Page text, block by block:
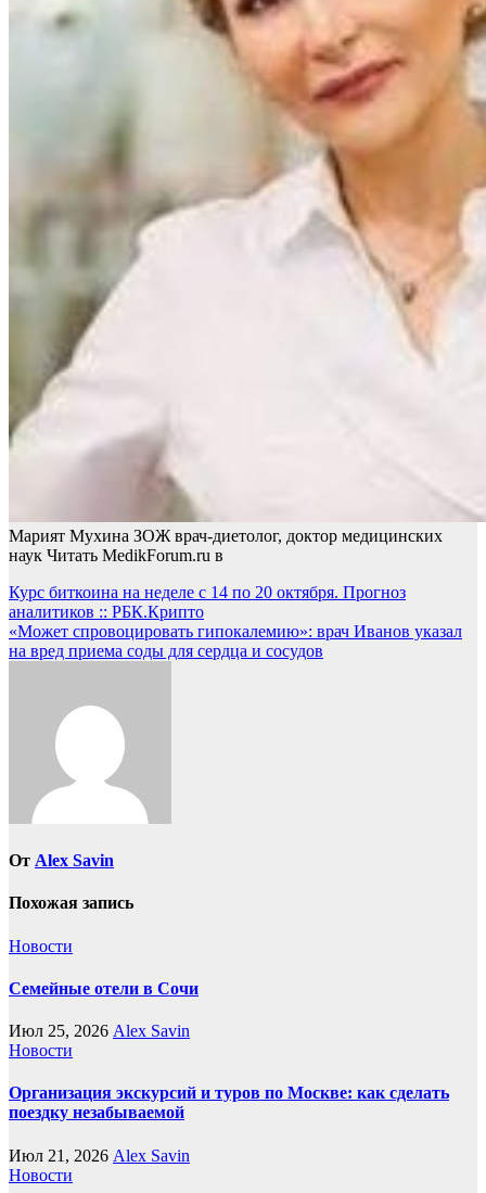
Марият Мухина ЗОЖ врач-диетолог, доктор медицинских
наук Читать MedikForum.ru в
Навигация
по
записям
Курс биткоина на неделе с 14 по 20 октября. Прогноз
аналитиков :: РБК.Крипто
«Может спровоцировать гипокалемию»: врач Иванов указал
на вред приема соды для сердца и сосудов
От Alex Savin
Похожая запись
Новости
Семейные отели в Сочи
Июл 25, 2026 Alex Savin
Новости
Организация экскурсий и туров по Москве: как сделать
поездку незабываемой
Июл 21, 2026 Alex Savin
Новости